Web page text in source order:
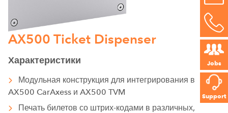
Jobs
Support
AX500 Ticket Dispenser
Характеристики
Модульная конструкция для интегрирования в
AX500 CarAxess и AX500 TVM
Печать билетов со штрих-кодами в различных,